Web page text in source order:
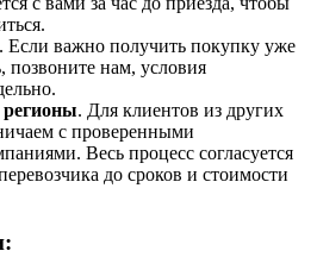
. Если важно получить покупку уже
нам, условия
регионы. Для клиентов из других
с проверенными
Весь процесс согласуется
до сроков и стоимости